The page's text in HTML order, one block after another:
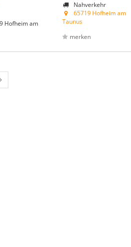
Hofheim am
Nahverkehr
65719 Hofheim am
Taunus
merken